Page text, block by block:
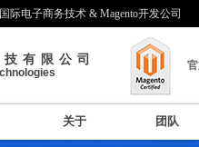
国际电子商务技术 & Magento开发公司
有限公司
关于 团队